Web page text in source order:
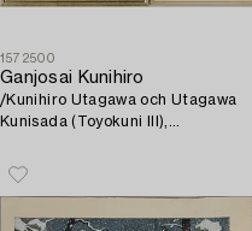
1572500
Ganjosai Kunihiro
/Kunihiro Utagawa och Utagawa
Kunisada (Toyokuni III),